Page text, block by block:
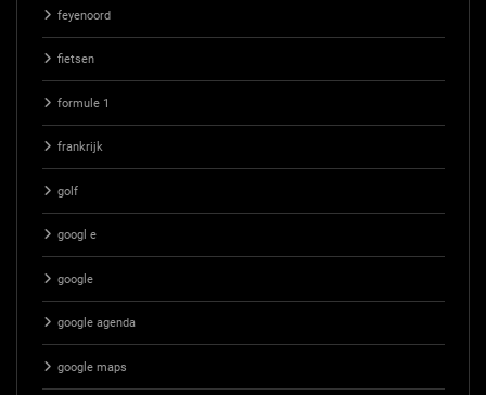
feyenoord
fietsen
formule 1
frankrijk
golf
googl e
google
google agenda
google maps